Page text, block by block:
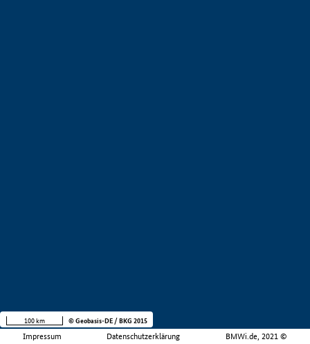
Impressum Datenschutzerklärung BMWi.de, 2021 ©
100 km © Geobasis-DE / BKG 2015